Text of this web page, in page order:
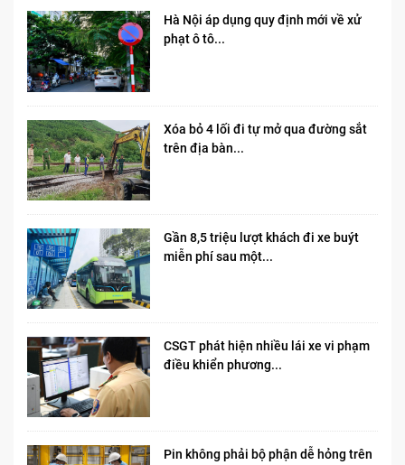
Hà Nội áp dụng quy định mới về xử
phạt ô tô...
Xóa bỏ 4 lối đi tự mở qua đường sắt
trên địa bàn...
Gần 8,5 triệu lượt khách đi xe buýt
miễn phí sau một...
CSGT phát hiện nhiều lái xe vi phạm
điều khiển phương...
Pin không phải bộ phận dễ hỏng trên